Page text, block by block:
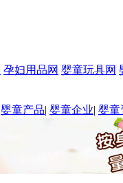
孕妇用品网 婴童玩具网
婴童产品| 婴童企业| 婴童